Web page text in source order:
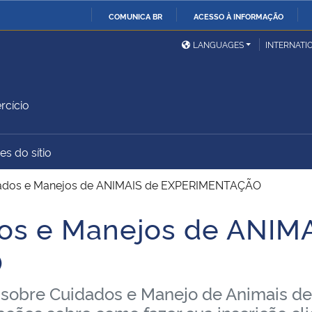
COMUNICA BR ACESSO À INFORMAÇÃO
Ministério da Defesa
Ministério das Relações
Exteriores
Ministério do
Desenvolvimento Regional
União
Advocacia-Geral da União Banco Central do Brasil
LANGUAGES
do sítio
e Manejos de ANIMAIS de EXPERIMENTAÇÃO
e Manejos de
Cuidados e Manejo de Animais